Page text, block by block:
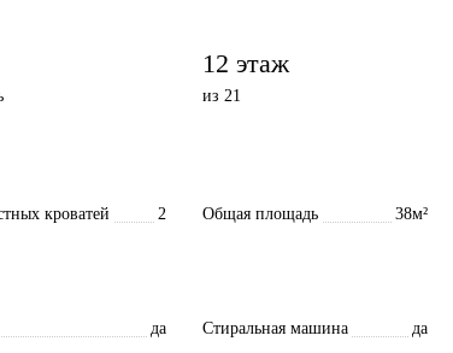
12 этаж
из 21
кроватей 2 Общая площадь 38м²
да Стиральная машина
да